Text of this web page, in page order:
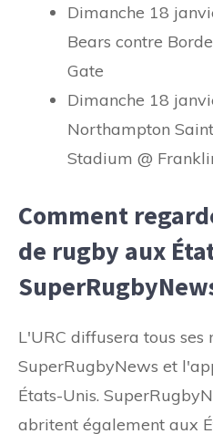
Dimanche 18
Bears contre
Gate
Dimanche 18
Northampton
Stadium @
Comment
de rugby aux
L'URC diffusera tous ses
SuperRugbyNews et
États-Unis.
abritent également aux